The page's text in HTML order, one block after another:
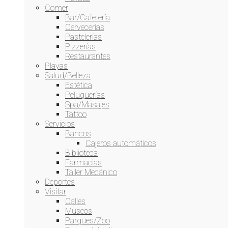
Comer
Bar/Cafetería
Cervecerías
Pastelerías
Pizzerías
Restaurantes
Playas
Salud/Belleza
Estética
Peluquerías
Spa/Masajes
Tattoo
Servicios
Bancos
Cajeros automáticos
Biblioteca
Farmacias
Taller Mecánico
Deportes
Visitar
Calles
Museos
Parques/Zoo
Mueca 2016
marzo 30, 2016
¡Síguenos!